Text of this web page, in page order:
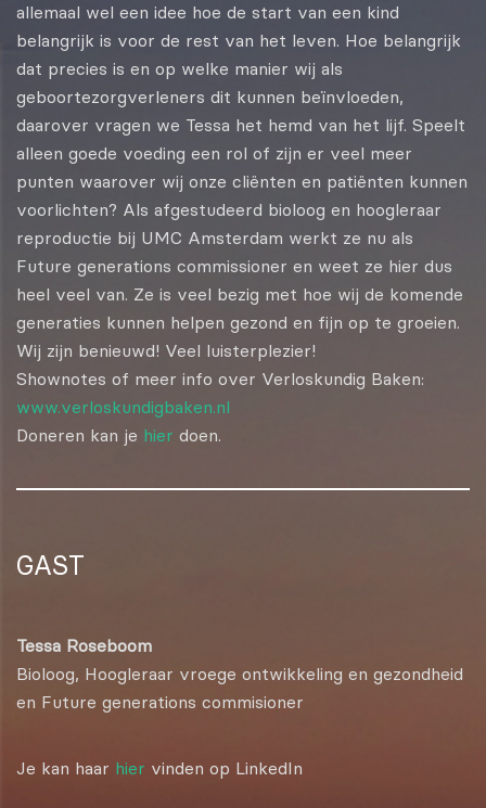
allemaal wel een idee hoe de start van een kind
belangrijk is voor de rest van het leven. Hoe belangrijk
dat precies is en op welke manier wij als
geboortezorgverleners dit kunnen beïnvloeden,
daarover vragen we Tessa het hemd van het lijf. Speelt
alleen goede voeding een rol of zijn er veel meer
punten waarover wij onze cliënten en patiënten kunnen
voorlichten? Als afgestudeerd bioloog en hoogleraar
reproductie bij UMC Amsterdam werkt ze nu als
Future generations commissioner en weet ze hier dus
heel veel van. Ze is veel bezig met hoe wij de komende
generaties kunnen helpen gezond en fijn op te groeien.
Wij zijn benieuwd! Veel luisterplezier!
Shownotes of meer info over Verloskundig Baken:
www.verloskundigbaken.nl
Doneren kan je hier doen.
GAST
Tessa Roseboom
Bioloog, Hoogleraar vroege ontwikkeling en gezondheid
en Future generations commisioner
Je kan haar hier vinden op LinkedIn